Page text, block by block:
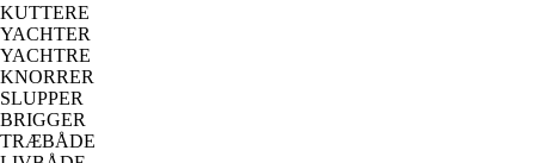
KUTTERE
YACHTER
YACHTRE
KNORRER
SLUPPER
BRIGGER
TRÆBÅDE